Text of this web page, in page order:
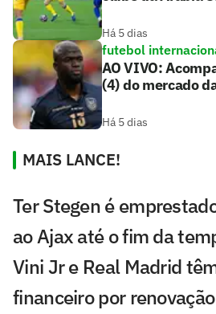
Há 5 dias
futebol
AO VIVO:
(4) do mercado
Há 5 dias
MAIS LANCE!
Ter Stegen é
ao Ajax até o fim da
Vini Jr e Real Madrid
financeiro por renovação